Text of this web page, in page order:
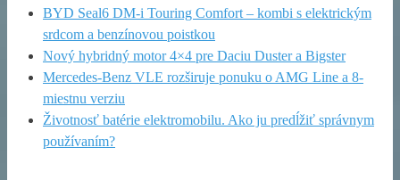
BYD Seal6 DM-i Touring Comfort – kombi s elektrickým
srdcom a benzínovou poistkou
Nový hybridný motor 4×4 pre Daciu Duster a Bigster
Mercedes-Benz VLE rozširuje ponuku o AMG Line a 8-
miestnu verziu
Životnosť batérie elektromobilu. Ako ju predĺžiť správnym
používaním?